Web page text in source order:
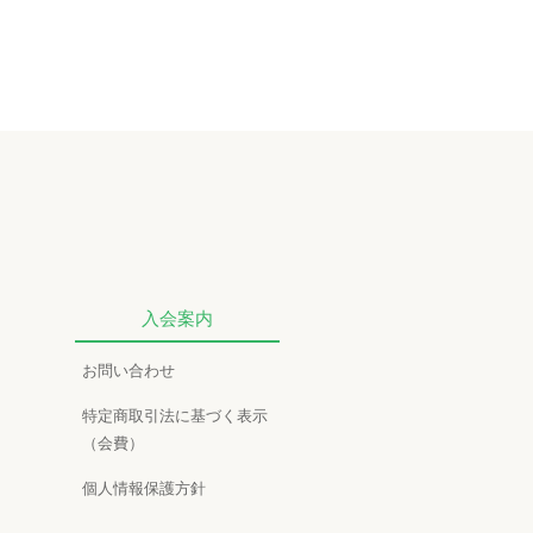
入会案内
お問い合わせ
特定商取引法に基づく表示
（会費）
個人情報保護方針